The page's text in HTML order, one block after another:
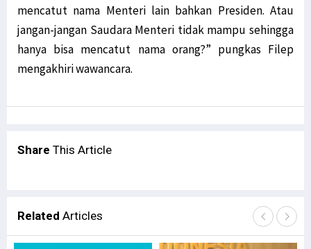
mencatut nama Menteri lain bahkan Presiden. Atau
jangan-jangan Saudara Menteri tidak mampu sehingga
hanya bisa mencatut nama orang?” pungkas Filep
mengakhiri wawancara.
Share This Article
Related Articles